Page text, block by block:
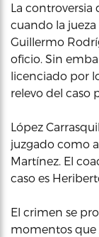
La controversia
cuando la jueza
Guillermo
oficio. Sin
licenciado por
relevo del caso
López
juzgado como
Martínez. El
caso es
El crimen se
momentos que